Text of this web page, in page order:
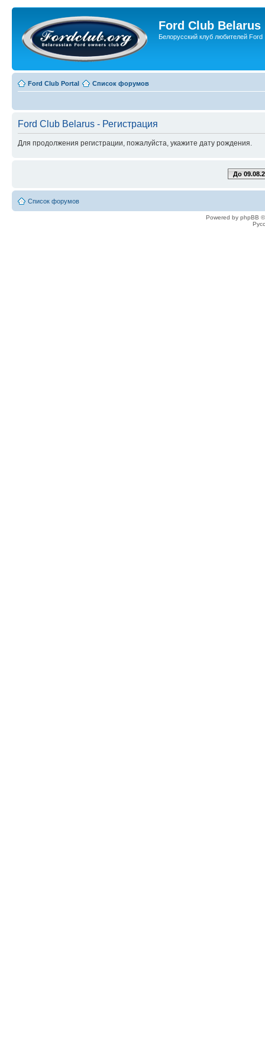
Ford Club Belarus
Белорусский клуб любителей Ford
Ford Club Portal Список форумов
Ford Club Belarus - Регистрация
Для продолжения регистрации, пожалуйста, укажите дату рождения.
До
Список форумов
Powered by phpBB